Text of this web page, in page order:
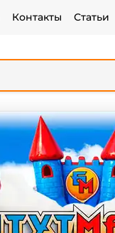
Контакты Статьи